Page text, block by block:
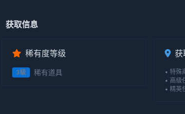
获取信息
稀有度等级
3级 稀有道具
获
• 特殊
• 高级
• 精英